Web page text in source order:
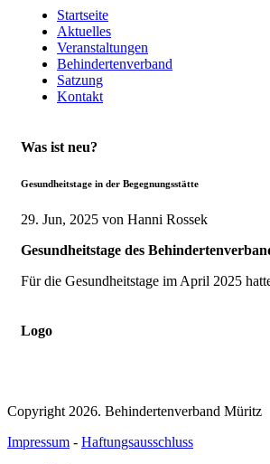
Startseite
Aktuelles
Veranstaltungen
Behindertenverband
Satzung
Kontakt
Was ist neu?
Gesundheitstage in der Begegnungsstätte
29. Jun, 2025 von Hanni Rossek
Gesundheitstage des
Für die Gesundheitstage im April 2025
Logo
Copyright 2026. Behindertenverband Müritz
Impressum - Haftungsausschluss